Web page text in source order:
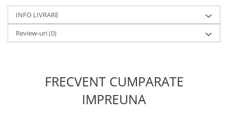
INFO LIVRARE
Review-uri(0)
FRECVENT CUMPARATE
IMPREUNA